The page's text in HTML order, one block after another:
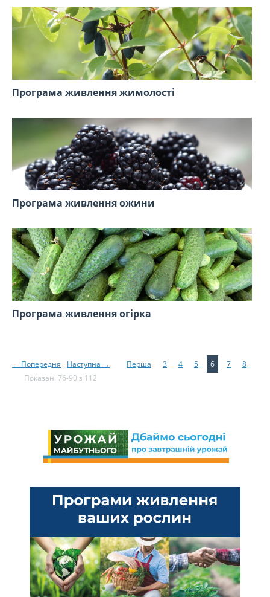
Програма живлення жимолості
Програма живлення ожини
Програма живлення огірка
← Попередня Наступна → Перша 3 4 5 6 7
8
Показані 76-90 з 112